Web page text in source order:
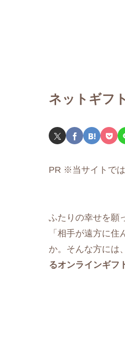
ネットギフ
PR ※当サイトで
ふたりの幸せを願
「相手が遠方に
か。そんな方には
るオンラインギフ